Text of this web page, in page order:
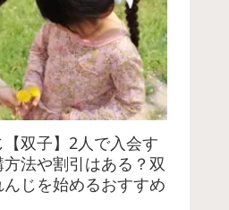
双子】2人で入会す
法や割引はある？双
じを始めるおすすめ